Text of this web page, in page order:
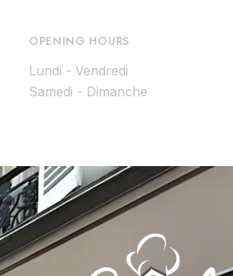
OPENING HOURS
Lundi - Vendredi
Samedi - Dimanche